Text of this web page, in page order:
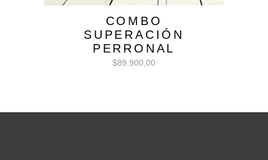
COMBO
SUPERACIÓN
PERRONAL
$89.900,00